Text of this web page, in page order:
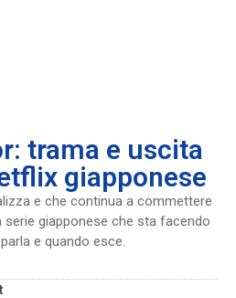
trama e uscita
giapponese
e che continua a commettere
serie giapponese che sta facendo
e quando esce.